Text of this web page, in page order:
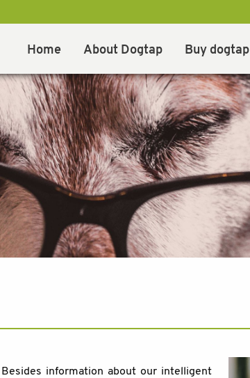
Home About Dogtap Buy dogtap
information about our intelligent